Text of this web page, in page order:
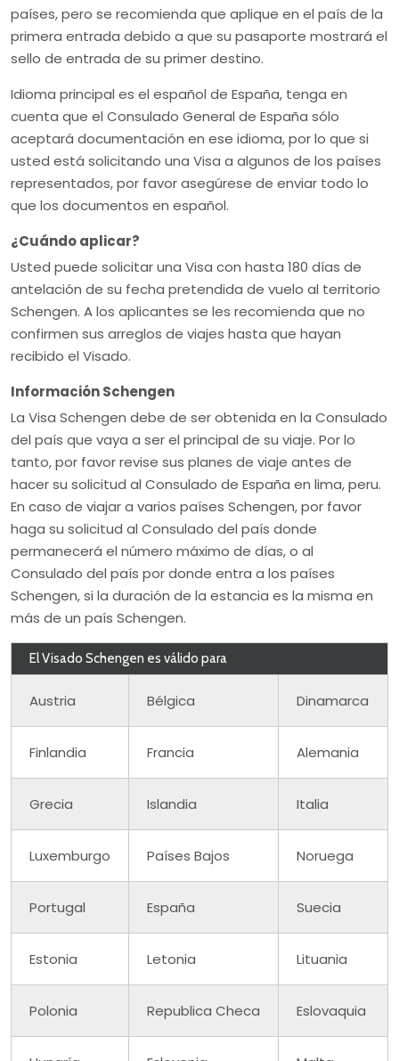
países, pero se recomienda que aplique en el país de la
primera entrada debido a que su pasaporte mostrará el
sello de entrada de su primer destino.
Idioma principal es el español de España, tenga en
cuenta que el Consulado General de España sólo
aceptará documentación en ese idioma, por lo que si
usted está solicitando una Visa a algunos de los países
representados, por favor asegúrese de enviar todo lo
que los documentos en español.
¿Cuándo aplicar?
Usted puede solicitar una Visa con hasta 180 días de
antelación de su fecha pretendida de vuelo al territorio
Schengen. A los aplicantes se les recomienda que no
confirmen sus arreglos de viajes hasta que hayan
recibido el Visado.
Información Schengen
La Visa Schengen debe de ser obtenida en la Consulado
del país que vaya a ser el principal de su viaje. Por lo
tanto, por favor revise sus planes de viaje antes de
hacer su solicitud al Consulado de España en lima, peru.
En caso de viajar a varios países Schengen, por favor
haga su solicitud al Consulado del país donde
permanecerá el número máximo de días, o al
Consulado del país por donde entra a los países
Schengen, si la duración de la estancia es la misma en
más de un país Schengen.
El Visado Schengen es válido para
Austria Bélgica Dinamarca
Finlandia Francia Alemania
Grecia Islandia Italia
Luxemburgo Países Bajos Noruega
Portugal España Suecia
Estonia Letonia Lituania
Polonia Republica Checa Eslovaquia